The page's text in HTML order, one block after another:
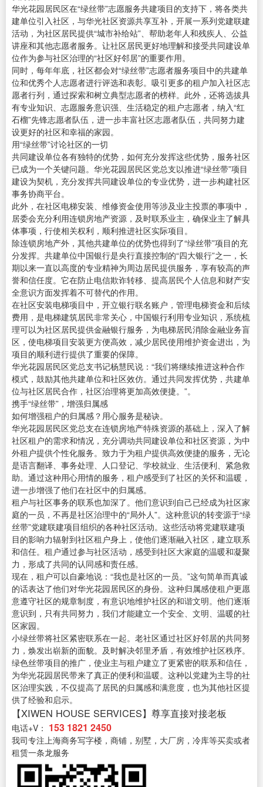
华光花园居民区在“绿丝带”志愿服务共建项目的支持下，将各类共
建单位引入社区，与华光社区资源共享互补，开展一系列党建联建
活动，为社区居民提供“城市补给站”、帮助老年人和残疾人、公益
讲座和其他志愿者服务。让社区居民更好地理解和接受共同建设单
位作为参与社区治理的“社区好邻居”的重要作用。
同时，每年年底，社区都会对“绿丝带”志愿者服务项目中的共建单
位和优秀个人志愿者进行评选和表彰。吸引更多的租户加入社区志
愿者行列，通过探索和树立典型志愿者的榜样。此外，还将选拔具
有专业知识、志愿服务意识强、生活稳定的租户志愿者，纳入“红
石榴”先锋志愿者队伍，进一步丰富社区志愿者队伍，共同努力建
设更好的社区和幸福的家园。
用“绿丝带”讨论社区的一切
共同建设单位各有独特的优势，如何充分发挥这些优势，服务社区
已成为一个关键问题。华光花园居民区党总支以推进“绿丝带”项目
建设为契机，充分发挥共同建设单位的专业优势，进一步构建社区
事务协商平台。
此外，在社区电梯安装、维修资金使用等涉及业主投票的事项中，
居委会充分利用连锁房地产资源，及时联系业主，确保业主了解具
体事项，行使相关权利，顺利推进社区实际项目。
除连锁房地产外，其他共建单位的优势也得到了“绿丝带”项目的充
分发挥。共建单位中国银行是央行直接控制的“四大银行”之一，长
期以来一直以高度的专业精神为周边居民提供服务，享有较高的声
誉和信任度。它在防止电信欺诈转移、提高居民个人信息和财产安
全意识方面发挥着不可替代的作用。
在社区安装电梯项目中，开立银行联名账户，管理电梯资金和后续
费用，是电梯建筑居民非常关心，中国银行利用专业知识，系统梳
理可以为社区居民提供金融银行服务，为电梯居民消除金融业务盲
区，使电梯项目安装更方便高效，减少居民使用维护资金进出，为
项目的顺利进行提供了重要的保障。
华光花园居民区党总支书记杨慧民说：“我们将继续推进这种合作
模式，鼓励其他共建单位和社区效仿。通过共同发挥优势，共建单
位与社区居民合作，社区治理将更加高效便捷。”。
携手“绿丝带”，增强归属感
如何增强租户的归属感？用心服务是秘诀。
华光花园居民区党总支在连锁房地产特殊资源的基础上，深入了解
社区租户的需求和情况，充分调动共同建设单位和社区资源，为中
外租户提供个性化服务。致力于为租户提供高效便捷的服务，无论
是语言翻译、事务处理、人口登记、学校就业、生活便利、紧急救
助。通过这种用心用情的服务，租户感受到了社区的关怀和温暖，
进一步增强了他们在社区中的归属感。
租户与社区事务的联系也加深了。他们意识到自己已经成为社区家
庭的一员，不再是社区治理中的“局外人”。这种意识的转变源于“绿
丝带”党建联建项目组织的各种社区活动。这些活动将党建联建项
目的影响力辐射到社区租户身上，使他们逐渐融入社区，建立联系
和信任。租户通过参与社区活动，感受到社区大家庭的温暖和凝聚
力，形成了共同的认同感和责任感。
现在，租户可以自豪地说：“我也是社区的一员。”这句简单而真诚
的话表达了他们对华光花园居民区的身份。这种归属感使租户更愿
意遵守社区的规章制度，有意识地维护社区的和谐文明。他们逐渐
意识到，只有共同努力，我们才能建立一个安全、文明、温暖的社
区家园。
小绿丝带将社区紧密联系在一起。老社区通过社区好邻居的共同努
力，焕发出崭新的面貌。及时解决邻里矛盾，有效维护社区秩序。
绿色丝带项目的推广，使业主与租户建立了更紧密的联系和信任，
为华光花园居民带来了真正的便利和温暖。这种以党建为主导的社
区治理实践，不仅提高了居民的归属感和满意度，也为其他社区提
供了经验和启示。
【XIWEN HOUSE SERVICES】尊享直接对接老板
电话+V： 153 1821 2450
我司专注上海商务写字楼，商铺，别墅，大厂房，冷库等买卖或者
租赁一条龙服务